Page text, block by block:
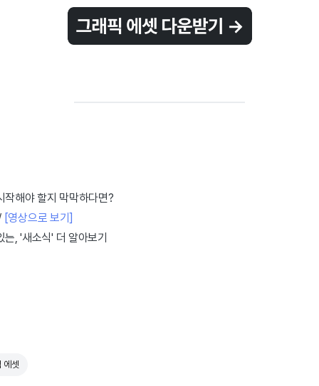
작해야 할지 막막하다면?
[영상으로 보기]
, '새소식' 더 알아보기
에셋